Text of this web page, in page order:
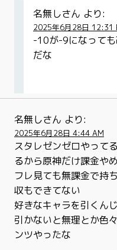
名無しさん より:
2025年6月28日 12:31
-10が-9になって
だな
名無しさん より:
2025年6月28日 4:44 AM
スタレゼンゼロやって
るから原神だけ課金や
フレ見ても無課金で持
収もできてない
好きなキャラを引くん
引かないと無理とか色
ンツやったな